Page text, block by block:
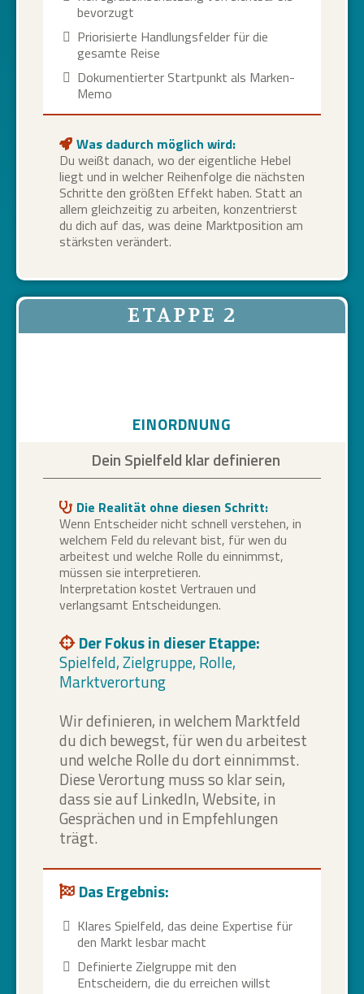
bevorzugt
Priorisierte Handlungsfelder für die
gesamte Reise
Dokumentierter Startpunkt als Marken-
Memo
Was dadurch möglich wird:
Du weißt danach, wo der eigentliche Hebel
liegt und in welcher Reihenfolge die nächsten
Schritte den größten Effekt haben. Statt an
allem gleichzeitig zu arbeiten, konzentrierst
du dich auf das, was deine Marktposition am
stärksten verändert.
ETAPPE 2
EINORDNUNG
Dein Spielfeld klar definieren
Die Realität ohne diesen Schritt:
Wenn Entscheider nicht schnell verstehen, in
welchem Feld du relevant bist, für wen du
arbeitest und welche Rolle du einnimmst,
müssen sie interpretieren.
Interpretation kostet Vertrauen und
verlangsamt Entscheidungen.
Der Fokus in dieser Etappe:
Spielfeld, Zielgruppe, Rolle,
Marktverortung
Wir definieren, in welchem Marktfeld
du dich bewegst, für wen du arbeitest
und welche Rolle du dort einnimmst.
Diese Verortung muss so klar sein,
dass sie auf LinkedIn, Website, in
Gesprächen und in Empfehlungen
trägt.
Das Ergebnis:
Klares Spielfeld, das deine Expertise für
den Markt lesbar macht
Definierte Zielgruppe mit den
Entscheidern, die du erreichen willst